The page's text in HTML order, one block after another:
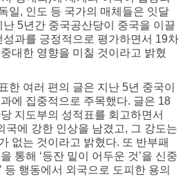
일, 인도 등 국가의 매체들은 잇달
5년간 중국공산당이 중국을 이끌
과를 긍정적으로 평가하면서 19차
대한 영향을 미칠 것이라고 밝혔
한 여러 편의 글은 지난 5년 중국이
에 집중적으로 주목했다. 글은 18
지도부의 성적표를 회고하면서
국에 강한 인상을 남겼고, 그 강도는
없는 것이라고 밝혔다. 또 반부패
통해 ‘등잔 밑이 어두운 것’을 신중
등 행동에서 외국으로 도피한 용의